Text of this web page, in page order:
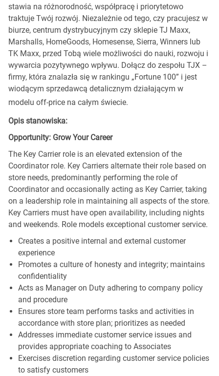
stawia na różnorodność, współpracę i priorytetowo
traktuje Twój rozwój. Niezależnie od tego, czy pracujesz w
biurze, centrum dystrybucyjnym czy sklepie TJ Maxx,
Marshalls, HomeGoods, Homesense, Sierra, Winners lub
TK Maxx, przed Tobą wiele możliwości do nauki, rozwoju i
wywarcia pozytywnego wpływu. Dołącz do zespołu TJX –
firmy, która znalazła się w rankingu „Fortune 100” i jest
wiodącym sprzedawcą detalicznym działającym w
modelu off-price na całym świecie.
Opis stanowiska:
Opportunity: Grow Your Career
The Key Carrier role is an elevated extension of the
Coordinator role. Key Carriers alternate their role based on
store needs, predominantly performing the role of
Coordinator and occasionally acting as Key Carrier, taking
on a leadership role in maintaining all aspects of the store.
Key Carriers must have open availability, including nights
and weekends. Role models exceptional customer service.
Creates a positive internal and external customer
experience
Promotes a culture of honesty and integrity; maintains
confidentiality
Acts as Manager on Duty adhering to company policy
and procedure
Ensures store team performs tasks and activities in
accordance with store plan; prioritizes as needed
Addresses immediate customer service issues and
provides appropriate coaching to Associates
Exercises discretion regarding customer service policies
to satisfy customers